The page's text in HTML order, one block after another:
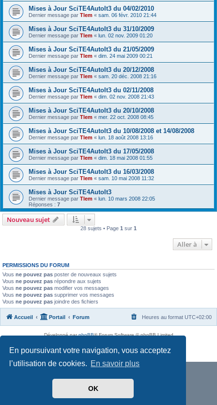
En poursuivant votre navigation, vous acceptez
l’utilisation de cookies. En savoir plus
OK
Mises à Jour SciTE4AutoIt3 du 04/02/2010
Dernier message par Tlem « sam. 06 févr. 2010 21:44
Mises à Jour SciTE4AutoIt3 du 31/10/2009
Dernier message par Tlem « lun. 02 nov. 2009 01:20
Mises à Jour SciTE4AutoIt3 du 21/05/2009
Dernier message par Tlem « dim. 24 mai 2009 00:21
Mises à Jour SciTE4AutoIt3 du 20/12/2008
Dernier message par Tlem « sam. 20 déc. 2008 21:16
Mises à Jour SciTE4AutoIt3 du 02/11/2008
Dernier message par Tlem « dim. 02 nov. 2008 21:43
Mises à Jour SciTE4AutoIt3 du 20/10/2008
Dernier message par Tlem « mer. 22 oct. 2008 08:45
Mises à Jour SciTE4AutoIt3 du 10/08/2008 et 14/08/2008
Dernier message par Tlem « lun. 18 août 2008 13:16
Mises à Jour SciTE4AutoIt3 du 17/05/2008
Dernier message par Tlem « dim. 18 mai 2008 01:55
Mises à Jour SciTE4AutoIt3 du 16/03/2008
Dernier message par Tlem « sam. 10 mai 2008 11:32
Mises à Jour SciTE4AutoIt3
Dernier message par Tlem « lun. 10 mars 2008 22:05
Réponses : 7
Nouveau sujet
28 sujets • Page 1 sur 1
Aller à
PERMISSIONS DU FORUM
Vous ne pouvez pas poster de nouveaux sujets
Vous ne pouvez pas répondre aux sujets
Vous ne pouvez pas modifier vos messages
Vous ne pouvez pas supprimer vos messages
Vous ne pouvez pas joindre des fichiers
Accueil Portail Forum Heures au format UTC+02:00
Développé parphpBB® Forum Software © phpBB Limited
Confidentialité| Conditions